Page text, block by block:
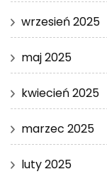
wrzesień 2025
maj 2025
kwiecień 2025
marzec 2025
luty 2025